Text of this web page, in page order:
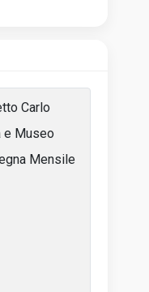
Carlo
e Museo
Mensile